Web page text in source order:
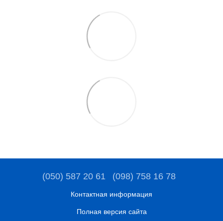
(050) 587 20 61 (098) 758 16 78
Контактная информация
Полная версия сайта